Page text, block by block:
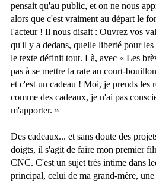
pensait qu'au public, et on ne nous
alors que c'est vraiment au départ le
l'acteur ! Il nous disait : Ouvrez vos
qu'il y a dedans, quelle liberté pour
le texte définit tout. Là, avec « Les
pas à se mettre la rate au court-
et c'est un cadeau ! Moi, je prends les
comme des cadeaux, je n'ai pas
m'apporter. »
Des cadeaux... et sans doute des
doigts, il s'agit de faire mon premier
CNC. C'est un sujet très intime dans
principal, celui de ma grand-mère,